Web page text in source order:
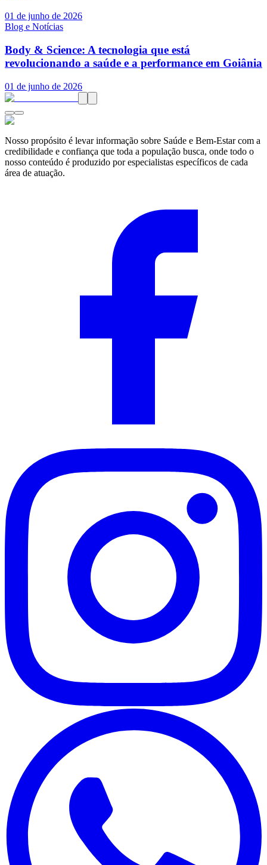
01 de junho de 2026
Blog e Notícias
Body & Science: A tecnologia que está
revolucionando a saúde e a performance em Goiânia
01 de junho de 2026
Nosso propósito é levar informação sobre Saúde e Bem-Estar com a
credibilidade e confiança que toda a população busca, onde todo o
nosso conteúdo é produzido por especialistas específicos de cada
área de atuação.